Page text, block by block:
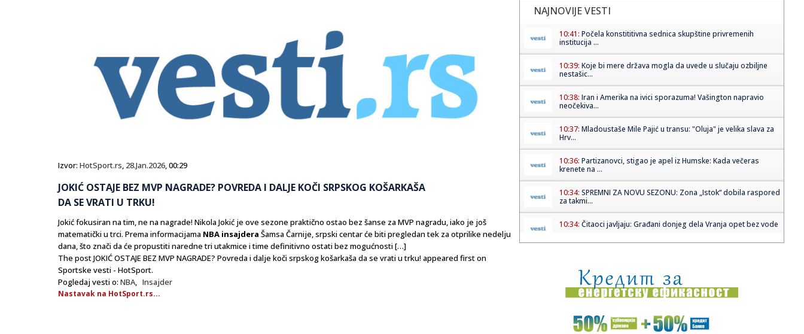
Izvor: HotSport.rs, 28.Jan.2026, 00:29
JOKIĆ OSTAJE BEZ MVP NAGRADE? POVREDA I DALJE KOČI SRPSKOG KOŠARKAŠA
DA SE VRATI U TRKU!
Jokić fokusiran na tim, ne na nagrade! Nikola Jokić je ove sezone praktično ostao bez šanse za MVP nagradu, iako je još
matematički u trci. Prema informacijama NBA insajdera Šamsa Čarnije, srpski centar će biti pregledan tek za otprilike nedelju
dana, što znači da će propustiti naredne tri utakmice i time definitivno ostati bez mogućnosti […]
The post JOKIĆ OSTAJE BEZ MVP NAGRADE? Povreda i dalje koči srpskog košarkaša da se vrati u trku! appeared first on
Sportske vesti - HotSport.
Pogledaj vesti o: NBA, Insajder
Nastavak na HotSport.rs...
NAJNOVIJE VESTI
10:41: Počela konstititivna sednica skupštine privremenih
institucija ...
10:39: Koje bi mere država mogla da uvede u slučaju ozbiljne
nestašic...
10:38: Iran i Amerika na ivici sporazuma! Vašington napravio
neočekiva...
10:37: Mladoustaše Mile Pajić u transu: "Oluja" je velika slava za
Hrv...
10:36: Partizanovci, stigao je apel iz Humske: Kada večeras
krenete na ...
10:34: SPREMNI ZA NOVU SEZONU: Zona „Istok“ dobila raspored
za takmi...
10:34: Čitaoci javljaju: Građani donjeg dela Vranja opet bez vode
10:33:Planuli turistički vaučeri: Podeljeno svih 30.000, evo gde
penz...
10:32:Napad u srcu Rusije: Obustavljen saobraćaj; Gore
rafinerije VIDE...